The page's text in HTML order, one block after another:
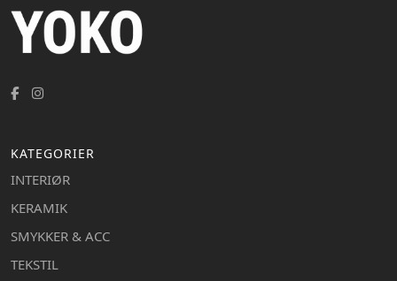
KATEGORIER
INTERIØR
KERAMIK
SMYKKER & ACC
TEKSTIL